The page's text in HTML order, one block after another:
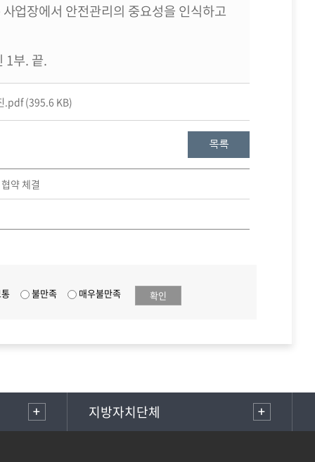
업장에서 안전관리의 중요성을 인식하고
1부. 끝.
.pdf (395.6 KB)
약 체결
불만족 매우불만족 확인
지방자치단체